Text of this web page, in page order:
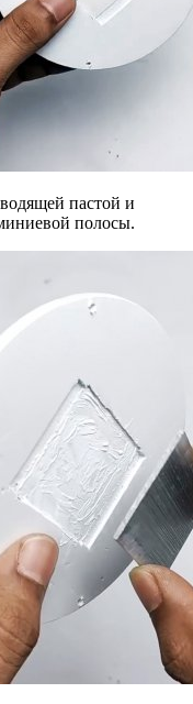
пастой и
полосы.